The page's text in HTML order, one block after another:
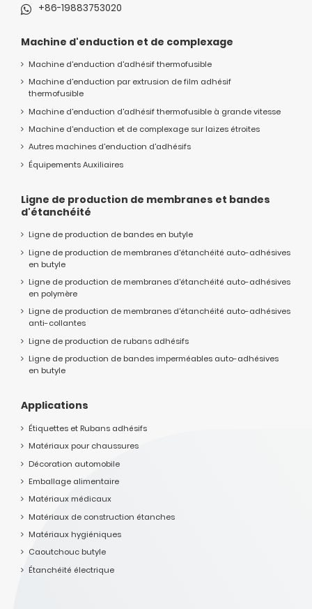
+86-19883753020
Machine d'enduction et de complexage
Machine d'enduction d'adhésif thermofusible
Machine d'enduction par extrusion de film adhésif
thermofusible
Machine d'enduction d'adhésif thermofusible à grande vitesse
Machine d'enduction et de complexage sur laizes étroites
Autres machines d'enduction d'adhésifs
Équipements Auxiliaires
Ligne de production de membranes et bandes
d'étanchéité
Ligne de production de bandes en butyle
Ligne de production de membranes d'étanchéité auto-adhésives
en butyle
Ligne de production de membranes d'étanchéité auto-adhésives
en polymère
Ligne de production de membranes d'étanchéité auto-adhésives
anti-collantes
Ligne de production de rubans adhésifs
Ligne de production de bandes imperméables auto-adhésives
en butyle
Applications
Étiquettes et Rubans adhésifs
Matériaux pour chaussures
Décoration automobile
Emballage alimentaire
Matériaux médicaux
Matériaux de construction étanches
Matériaux hygiéniques
Caoutchouc butyle
Étanchéité électrique